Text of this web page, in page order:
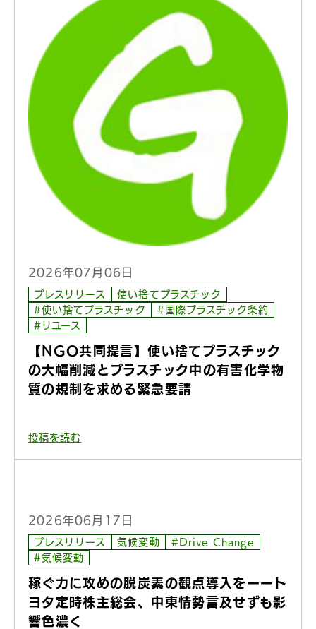
2026年07月06日
プレスリリース
使い捨てプラスチック
#使い捨てプラスチック
#国際プラスチック条約
#リユース
【NGO共同提言】使い捨てプラスチック
の大幅削減とプラスチック中の有害化学物
質の規制を求める緊急要請
投稿を読む
2026年06月17日
プレスリリース 気候変動
#Drive Change
#気候変動
稼ぐ力に攻めの脱炭素の観点導入をーート
ヨタ定時株主総会、中東情勢言及せずも影
響色濃く